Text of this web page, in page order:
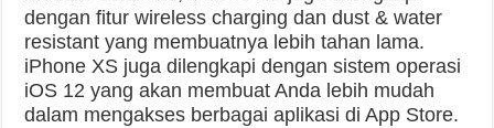
dengan fitur wireless charging dan dust & water
resistant yang membuatnya lebih tahan lama.
iPhone XS juga dilengkapi dengan sistem operasi
iOS 12 yang akan membuat Anda lebih mudah
dalam mengakses berbagai aplikasi di App Store.